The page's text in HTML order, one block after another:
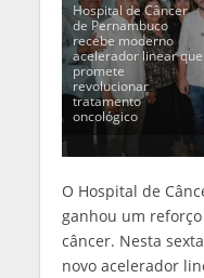
Hospital de Câncer
de Pernambuco
recebe moderno
acelerador linear que
promete
revolucionar
tratamento
oncológico
O Hospital de
ganhou um
câncer. Nesta
novo acelerador